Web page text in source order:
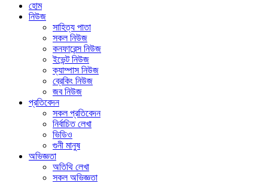
হোম
নিউজ
সাহিত্য পাতা
সকল নিউজ
কনফারেন্স নিউজ
ইভেন্ট নিউজ
ক্যাম্পাস নিউজ
ব্রেকিং নিউজ
জব নিউজ
প্রতিবেদন
সকল প্রতিবেদন
নির্বাচিত লেখা
ভিডিও
গুনী মানুষ
অভিজ্ঞতা
অতিথি লেখা
সকল অভিজ্ঞতা